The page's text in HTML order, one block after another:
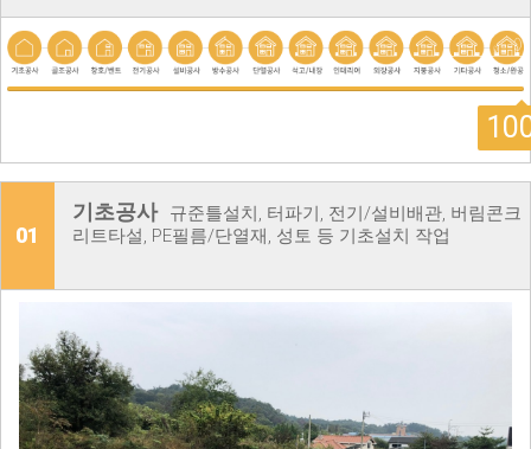
01
기초공사
규준틀설치, 터파기, 전기/설비배관, 버림콘크
리트타설, PE필름/단열재, 성토 등 기초설치 작업